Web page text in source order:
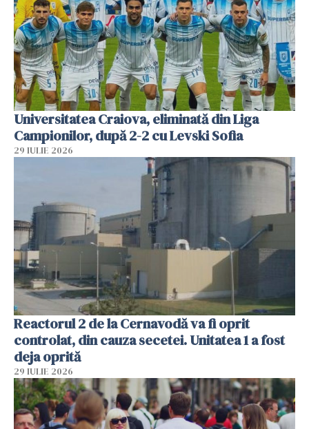
Universitatea Craiova, eliminată din Liga
Campionilor, după 2-2 cu Levski Sofia
29 IULIE 2026
Reactorul 2 de la Cernavodă va fi oprit
controlat, din cauza secetei. Unitatea 1 a fost
deja oprită
29 IULIE 2026